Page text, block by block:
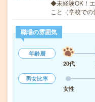
◆未経験OK！
こと（学校で
職場の雰囲気
年齢層
20代
男女比率
女性